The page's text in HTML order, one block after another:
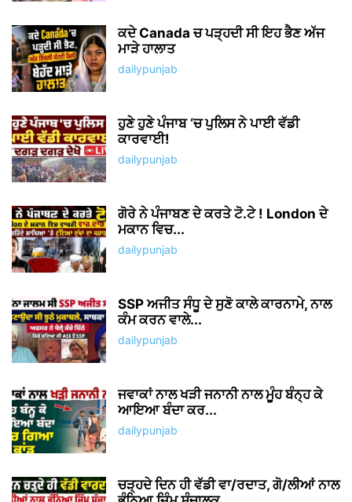
ਕਦੇ Canada ਚ ਪੜ੍ਹਦੀ ਸੀ ਇਹ ਭੈਣ ਅੱਜ
ਮਾੜੇ ਹਾਲਾਤ
dailypunjab
ਹੁਣੇ ਹੁਣੇ ਪੰਜਾਬ ‘ਚ ਪੁਲਿਸ ਨੇ ਪਾਈ ਵੱਡੀ
ਕਾਰਵਾਈ!
dailypunjab
ਗੋਰੇ ਨੇ ਪੰਜਾਬਣ ਦੇ ਕਰਤੇ ਟੋ.ਟੇ ! London ਦੇ
ਮਕਾਨ ਵਿਚ...
dailypunjab
SSP ਅਜੀਤ ਸੰਧੂ ਦੇ ਸੁਣੋ ਕਾਲੇ ਕਾਰਨਾਮੇ, ਨਾਲ
ਕੰਮ ਕਰਨ ਵਾਲੇ...
dailypunjab
ਜਵਾਕਾਂ ਨਾਲ ਖੜੀ ਜਨਾਨੀ ਨਾਲ ਮੂੰਹ ਬੰਨ੍ਹ ਕੇ
ਆਇਆ ਬੰਦਾ ਕਰ...
dailypunjab
ਚੜ੍ਹਦੇ ਦਿਨ ਹੀ ਵੱਡੀ ਵਾ/ਰਦਾਤ, ਗੋ/ਲੀਆਂ ਨਾਲ